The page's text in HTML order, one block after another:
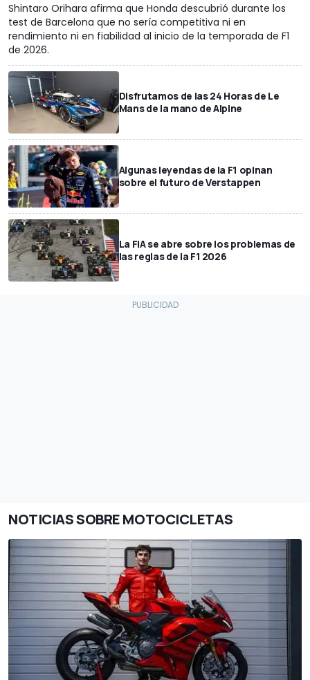
Shintaro Orihara afirma que Honda descubrió durante los
test de Barcelona que no sería competitiva ni en
rendimiento ni en fiabilidad al inicio de la temporada de F1
de 2026.
Disfrutamos de las 24 Horas de Le
Mans de la mano de Alpine
Algunas leyendas de la F1 opinan
sobre el futuro de Verstappen
La FIA se abre sobre los problemas de
las reglas de la F1 2026
NOTICIAS SOBRE MOTOCICLETAS